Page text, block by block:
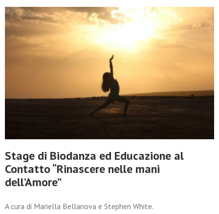
Stage di Biodanza ed Educazione al
Contatto “Rinascere nelle mani
dell’Amore”
A cura di Mariella Bellanova e Stephen White.